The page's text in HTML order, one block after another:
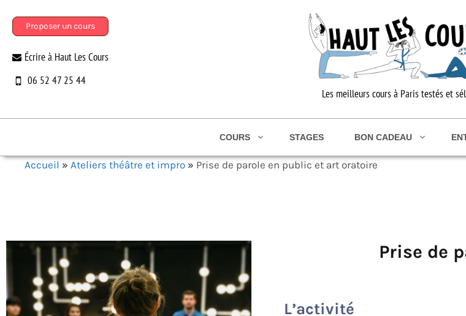
Les meilleurs cours à Paris testés et
Proposer un cours
Écrire à Haut Les Cours
06 52 47 25 44
COURS STAGES BON CADEAU
Accueil » Ateliers théâtre et impro » Prise de parole en public et art oratoire
Prise de
L’activité